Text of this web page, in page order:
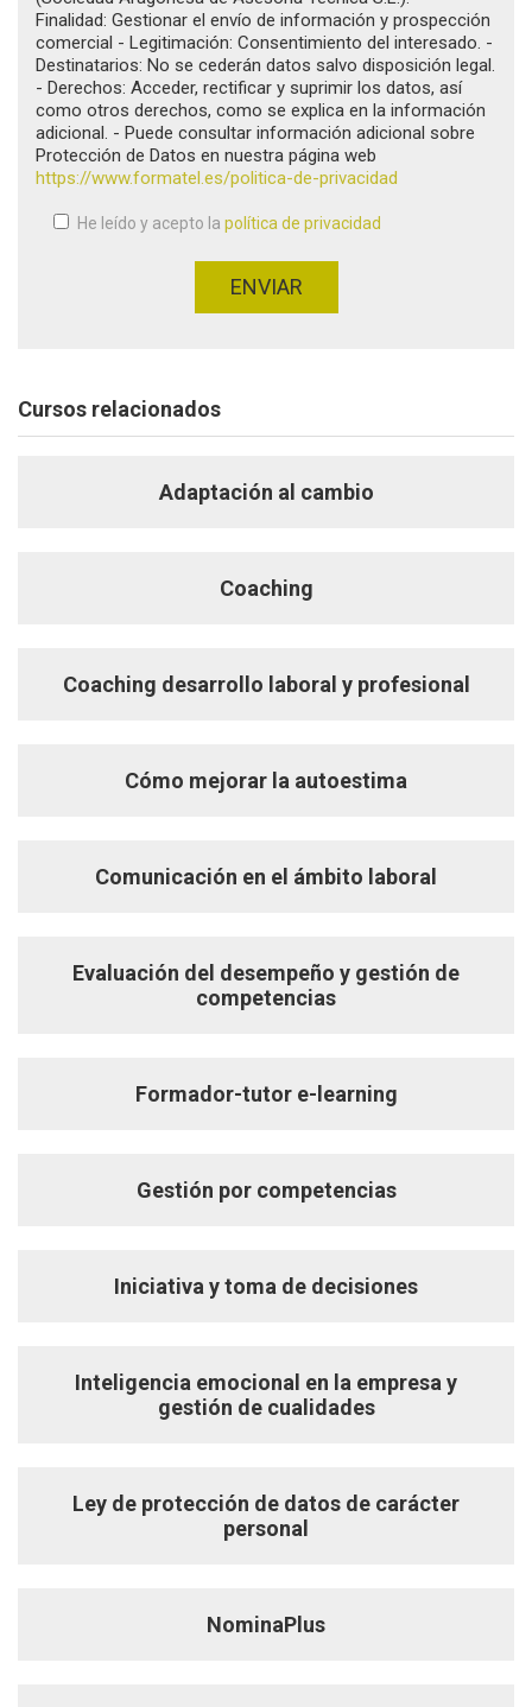
Finalidad: Gestionar el envío de información y prospección
comercial - Legitimación: Consentimiento del interesado. -
Destinatarios: No se cederán datos salvo disposición legal.
- Derechos: Acceder, rectificar y suprimir los datos, así
como otros derechos, como se explica en la información
adicional. - Puede consultar información adicional sobre
Protección de Datos en nuestra página web
https://www.formatel.es/politica-de-privacidad
He leído y acepto la política de privacidad
Aceptación de condiciones*
ENVIAR
Cursos relacionados
Adaptación al cambio
Coaching
Coaching desarrollo laboral y profesional
Cómo mejorar la autoestima
Comunicación en el ámbito laboral
Evaluación del desempeño y gestión de
competencias
Formador-tutor e-learning
Gestión por competencias
Iniciativa y toma de decisiones
Inteligencia emocional en la empresa y
gestión de cualidades
Ley de protección de datos de carácter
personal
NominaPlus